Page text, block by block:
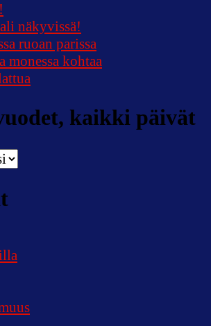
näkyvissä!
ruoan parissa
monessa kohtaa
kaikki päivät